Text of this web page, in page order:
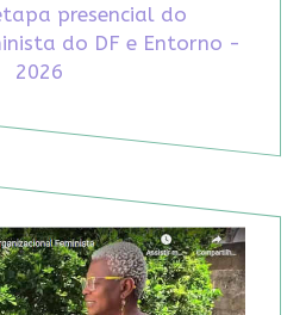
presencial do
do DF e Entorno -
2026